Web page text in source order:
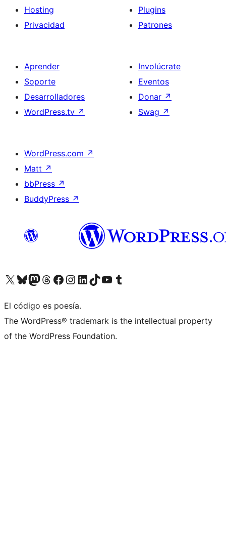
Hosting
Privacidad
Plugins
Patrones
Aprender
Soporte
Desarrolladores
WordPress.tv ↗
Involúcrate
Eventos
Donar ↗
Swag ↗
WordPress.com ↗
Matt ↗
bbPress ↗
BuddyPress ↗
Visita nuestra cuenta de X (anteriormente Twitter)
Visita nuestra cuenta de Bluesky
Visita nuestra cuenta de Mastodon
Visita nuestra cuenta de Threads
Visita nuestra página de Facebook
Visita nuestra cuenta de Instagram
Visita nuestra cuenta de LinkedIn
Visita nuestra cuenta de TikTok
Visita nuestro canal de YouTube
Visita nuestra cuenta de Tumblr
El código es poesía.
The WordPress® trademark is the intellectual property
of the WordPress Foundation.